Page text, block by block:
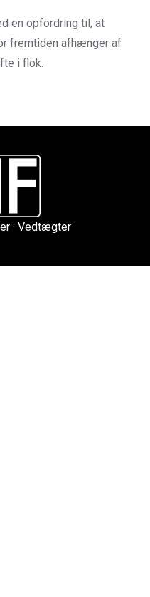
en opfordring til, at
fremtiden afhænger af
i flok.
· Vedtægter